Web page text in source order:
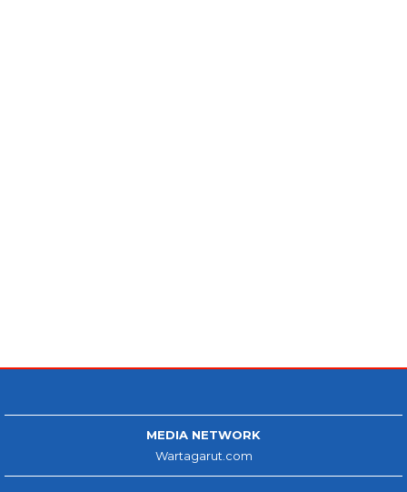
MEDIA NETWORK
Wartagarut.com